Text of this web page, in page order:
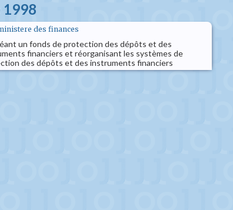
1998
des finances
un fonds de protection des dépôts et des
financiers et réorganisant les systèmes de
des dépôts et des instruments financiers